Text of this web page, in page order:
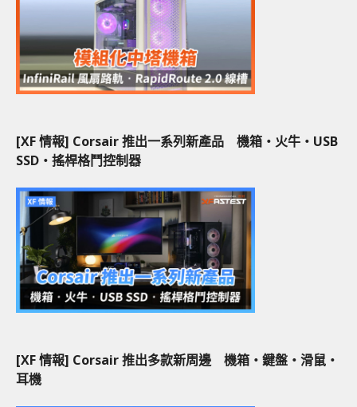
[XF 情報] Corsair 推出一系列新產品 機箱‧火牛‧USB
SSD‧搖桿格鬥控制器
[XF 情報] Corsair 推出多款新周邊 機箱‧鍵盤‧滑鼠‧
耳機